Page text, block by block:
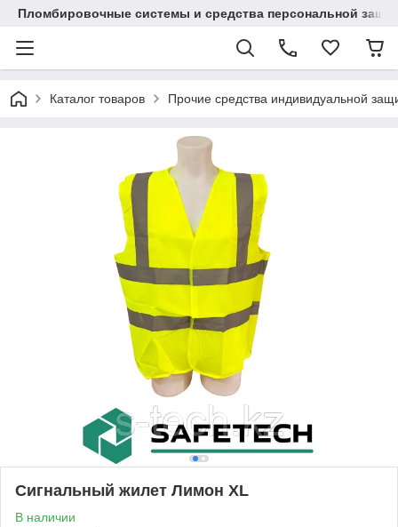
Пломбировочные системы и средства персональной
Каталог товаров Прочие средства индивидуальной
Сигнальный жилет Лимон XL
В наличии